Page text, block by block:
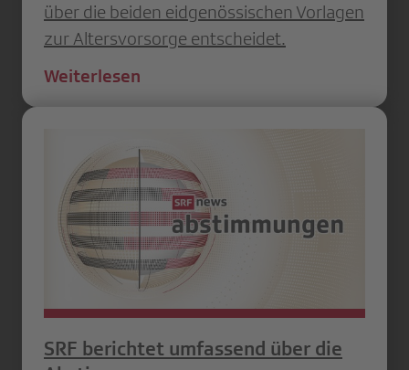
über die beiden eidgenössischen Vorlagen
zur Altersvorsorge entscheidet.
Weiterlesen
SRF berichtet umfassend über die